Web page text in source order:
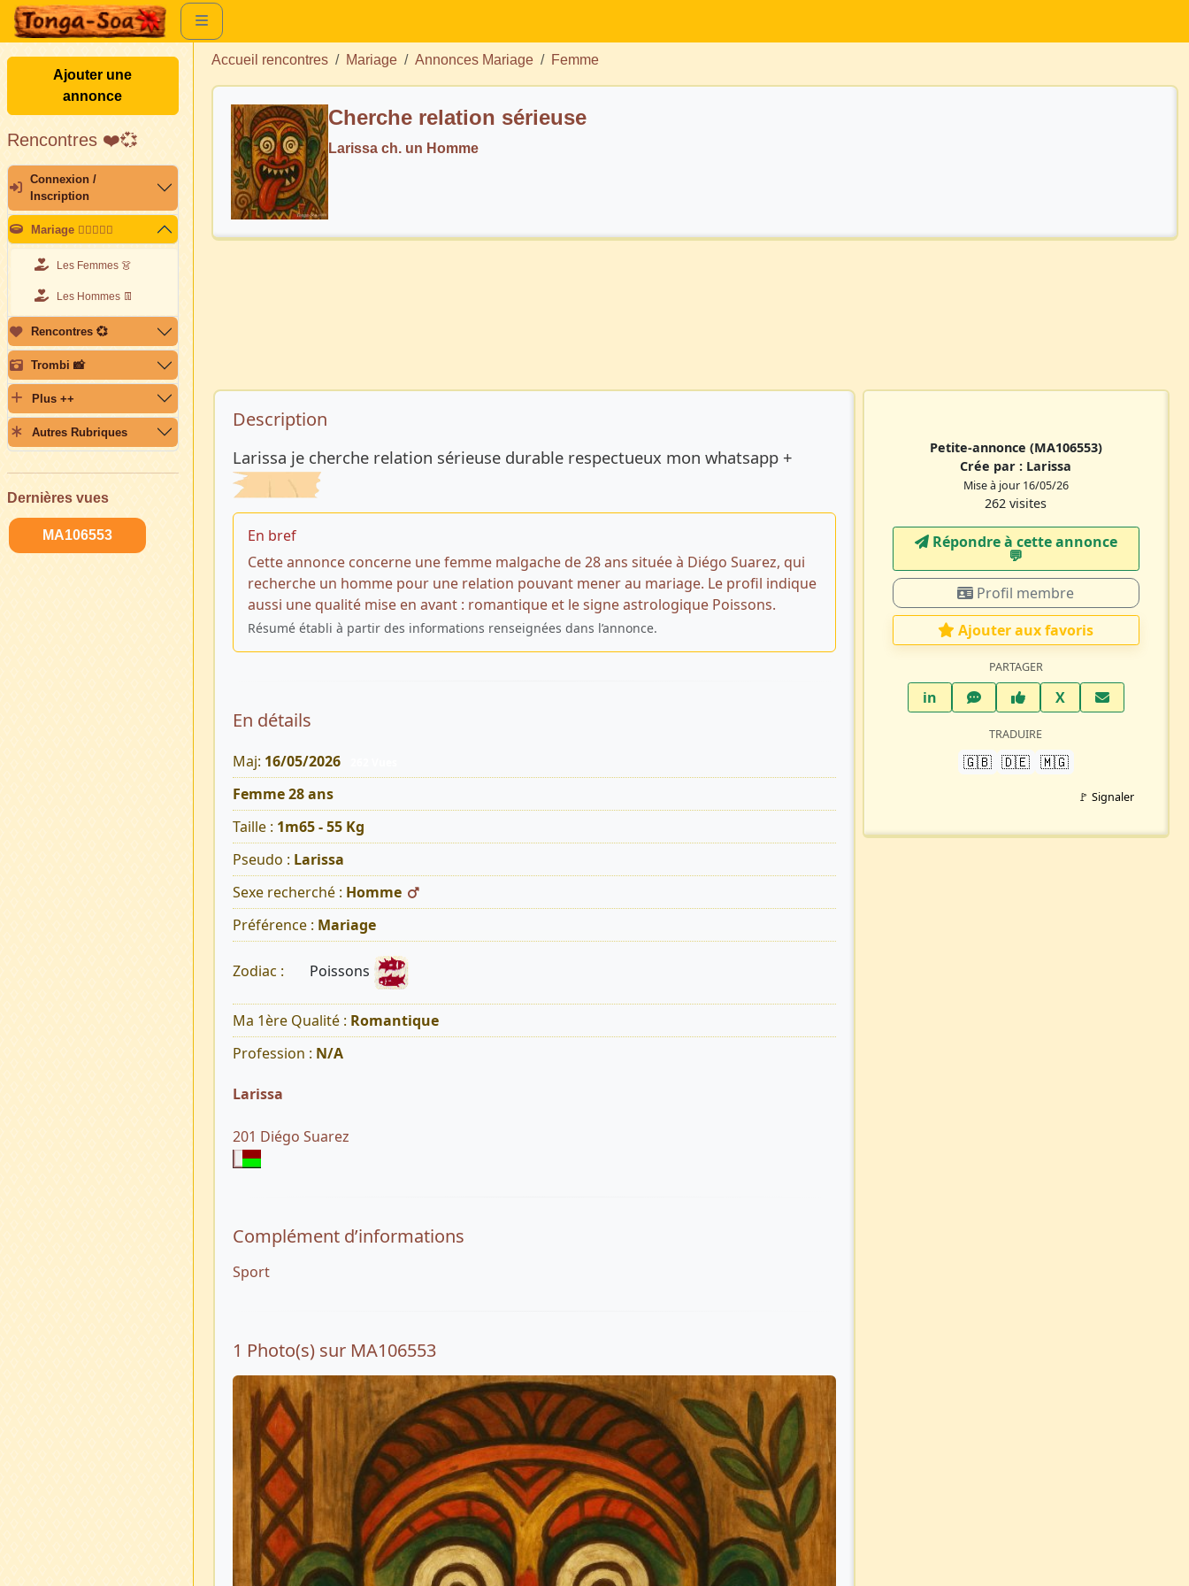
Ajouter une
annonce
Rencontres ❤️💞
Connexion /
Inscription
Mariage 👩🏽‍❤️‍👨🏽
Les Femmes 👗
Les Hommes 👖
Rencontres 💞
Trombi 📸
Plus ++
Autres Rubriques
Dernières vues
MA106553
Accueil rencontres Mariage Annonces Mariage Femme
Cherche relation sérieuse
Larissa ch. un Homme
Description de l’annonce
Description
Larissa je cherche relation sérieuse durable respectueux mon whatsapp +
En bref
Cette annonce concerne une femme malgache de 28 ans située à Diégo Suarez, qui
recherche un homme pour une relation pouvant mener au mariage. Le profil indique
aussi une qualité mise en avant : romantique et le signe astrologique Poissons.
Résumé établi à partir des informations renseignées dans l’annonce.
En détails
Maj: 16/05/2026
Femme 28 ans
Taille : 1m65 - 55 Kg
Pseudo : Larissa
Sexe recherché : Homme
Préférence : Mariage
Zodiac : Poissons
Ma 1ère Qualité : Romantique
Profession : N/A
Larissa
201 Diégo Suarez
Complément d’informations
Sport
1 Photo(s) sur MA106553
Petite-annonce (MA106553)
Crée par : Larissa
Mise à jour 16/05/26
262 visites
Répondre à cette annonce
💬​
Profil membre
Ajouter aux favoris
PARTAGER
inLinkedInWhatsAppFacebook
XTwitter X
TRADUIRE
🇬🇧 🇩🇪 🇲🇬
🚩 Signaler